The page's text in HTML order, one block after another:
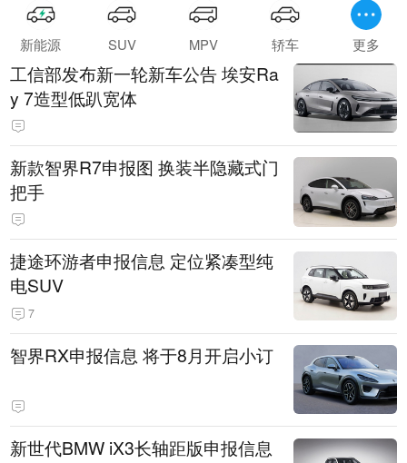
新能源 SUV MPV 轿车 更多
工信部发布新一轮新车公告 埃安Ra
y 7造型低趴宽体
新款智界R7申报图 换装半隐藏式门
把手
捷途环游者申报信息 定位紧凑型纯
电SUV
7
智界RX申报信息 将于8月开启小订
新世代BMW iX3长轴距版申报信息